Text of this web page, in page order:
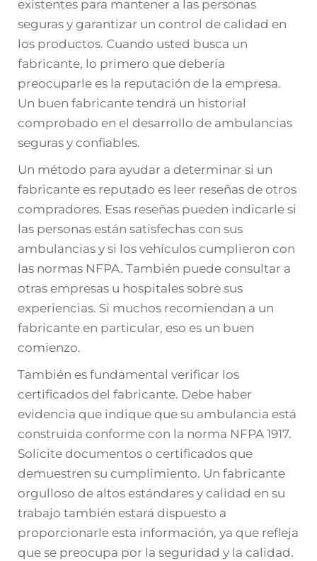
existentes para mantener a las personas
seguras y garantizar un control de calidad en
los productos. Cuando usted busca un
fabricante, lo primero que debería
preocuparle es la reputación de la empresa.
Un buen fabricante tendrá un historial
comprobado en el desarrollo de ambulancias
seguras y confiables.
Un método para ayudar a determinar si un
fabricante es reputado es leer reseñas de otros
compradores. Esas reseñas pueden indicarle si
las personas están satisfechas con sus
ambulancias y si los vehículos cumplieron con
las normas NFPA. También puede consultar a
otras empresas u hospitales sobre sus
experiencias. Si muchos recomiendan a un
fabricante en particular, eso es un buen
comienzo.
También es fundamental verificar los
certificados del fabricante. Debe haber
evidencia que indique que su ambulancia está
construida conforme con la norma NFPA 1917.
Solicite documentos o certificados que
demuestren su cumplimiento. Un fabricante
orgulloso de altos estándares y calidad en su
trabajo también estará dispuesto a
proporcionarle esta información, ya que refleja
que se preocupa por la seguridad y la calidad.